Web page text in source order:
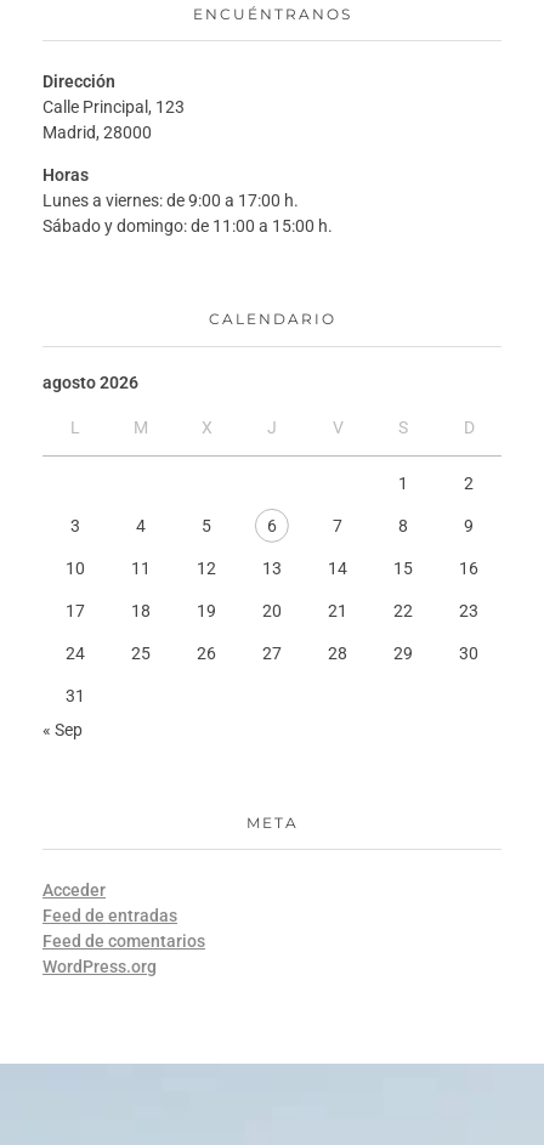
ENCUÉNTRANOS
Dirección
Calle Principal, 123
Madrid, 28000
Horas
Lunes a viernes: de 9:00 a 17:00 h.
Sábado y domingo: de 11:00 a 15:00 h.
CALENDARIO
agosto 2026
L M X J V S D
1 2
3 4 5 6 7 8 9
10 11 12 13 14 15 16
17 18 19 20 21 22 23
24 25 26 27 28 29 30
31
« Sep
META
Acceder
Feed de entradas
Feed de comentarios
WordPress.org